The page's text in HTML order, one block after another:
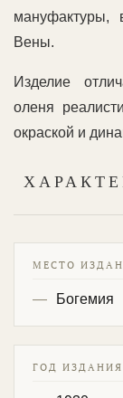
мануфактуры,
Вены.
Изделие
оленя
окраской и
МЕСТО
Богемия
ГОД ИЗДАНИЯ